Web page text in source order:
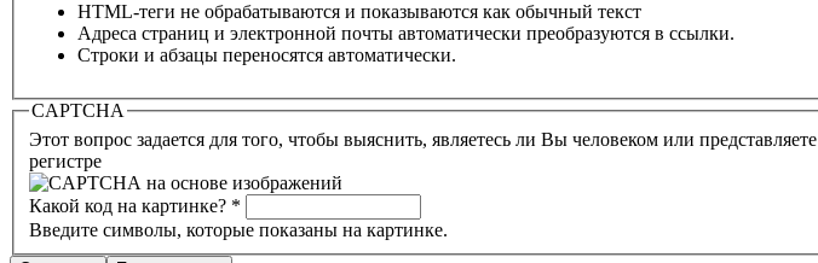
HTML-теги не обрабатываются и показываются как обычный текст
Адреса страниц и электронной почты автоматически преобразуются в ссылки.
Строки и абзацы переносятся автоматически.
CAPTCHA
Этот вопрос задается для того, чтобы выяснить, являетесь ли Вы человеком или
регистре
Какой код на картинке? *
Введите символы, которые показаны на картинке.